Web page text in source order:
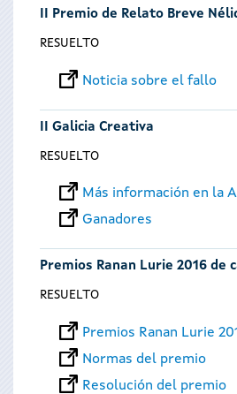
II Premio de Relato Breve
RESUELTO
Noticia sobre el fallo
II Galicia Creativa
RESUELTO
Más información en la
Ganadores
Premios Ranan Lurie 2016 de
RESUELTO
Premios Ranan Lurie
Normas del premio
Resolución del premio